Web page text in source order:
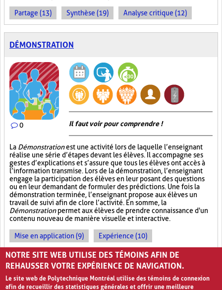
Partage (13) Synthèse (19) Analyse critique (12)
DÉMONSTRATION
0 Il faut voir pour comprendre !
La Démonstrationest une activité lors de laquelle l’enseignant
réalise une série d’étapes devant les élèves. Il accompagne ses
gestes d’explications et s’assure que tous les élèves ont accès à
l’information transmise. Lors de la démonstration, l’enseignant
engage la participation des élèves en leur posant des questions
ou en leur demandant de formuler des prédictions. Une fois la
démonstration terminée, l’enseignant propose aux élèves un
travail de suivi afin de clore l’activité. En somme, la
Démonstrationpermet aux élèves de prendre connaissance d'un
contenu nouveau de manière visuelle et interactive.
Mise en application (9) Expérience (10)
Observations (4)
NOTRE SITE WEB UTILISE DES TÉMOINS AFIN DE
REHAUSSER VOTRE EXPÉRIENCE DE NAVIGATION.
Le site web de Polytechnique Montréal utilise des témoins de connexion
afin de recueillir des statistiques générales et offrir une meilleure